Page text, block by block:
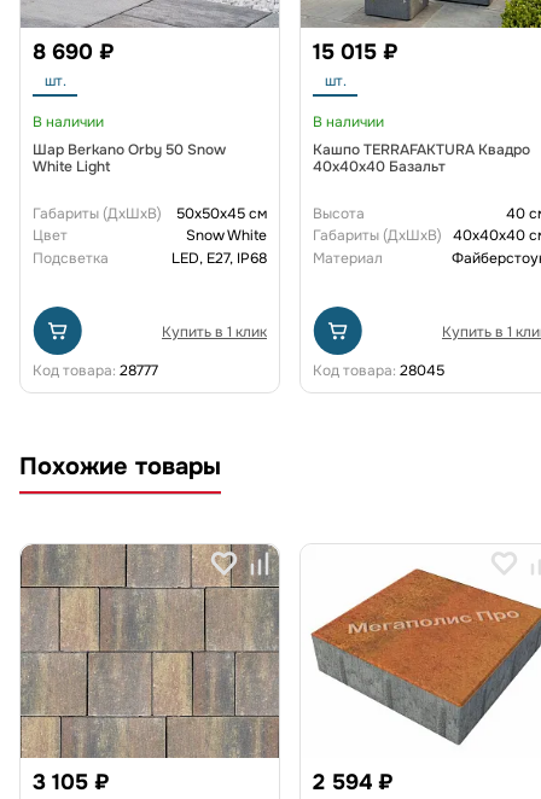
8 690 ₽
шт.
В наличии
Шар Berkano Orby 50 Snow
White Light
Габариты (ДxШxВ)
50x50x45 см
Цвет
Snow White
Подсветка
LED, E27, IP68
Купить в 1 клик
Код товара: 28777
15 015 ₽
шт.
В наличии
Кашпо TERRAFAKTURA Квадро
40x40x40 Базальт
Высота
40
Габариты (ДxШxВ)
40x40x40
Материал
Купить в 1
Код товара: 28045
Похожие товары
3 105 ₽ 2 594 ₽